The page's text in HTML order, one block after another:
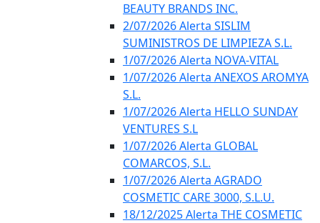
BEAUTY BRANDS INC.
2/07/2026 Alerta SISLIM
SUMINISTROS DE LIMPIEZA S.L.
1/07/2026 Alerta NOVA-VITAL
1/07/2026 Alerta ANEXOS AROMYA
S.L.
1/07/2026 Alerta HELLO SUNDAY
VENTURES S.L
1/07/2026 Alerta GLOBAL
COMARCOS, S.L.
1/07/2026 Alerta AGRADO
COSMETIC CARE 3000, S.L.U.
18/12/2025 Alerta THE COSMETIC